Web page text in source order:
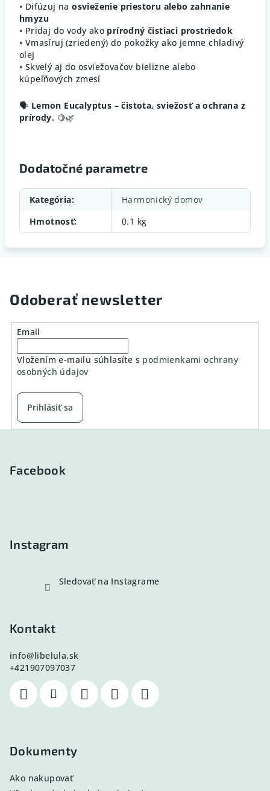
• Difúzuj naosvieženie priestoru alebo zahnanie
hmyzu
• Pridaj do vody ako prírodný čistiaci prostriedok
• Vmasíruj (zriedený) do pokožky ako jemne chladivý
olej
• Skvelý aj do osviežovačov bielizne alebo
kúpeľňových zmesí
🗣️ Lemon Eucalyptus – čistota, sviežosť a ochrana z
prírody. 🍋🌿
Dodatočné parametre
Kategória:
Harmonický domov
Hmotnosť: 0.1 kg
Odoberať newsletter
Email
Vložením e-mailu súhlasíte s podmienkami ochrany
osobných údajov
Prihlásiť sa
Facebook
Instagram
Sledovať na Instagrame
Kontakt
info@libelula.sk
+421907097037
Dokumenty
Ako nakupovať